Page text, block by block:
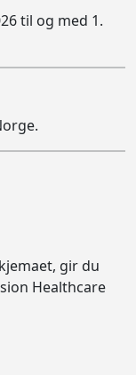
til og med 1.
gir du
Healthcare